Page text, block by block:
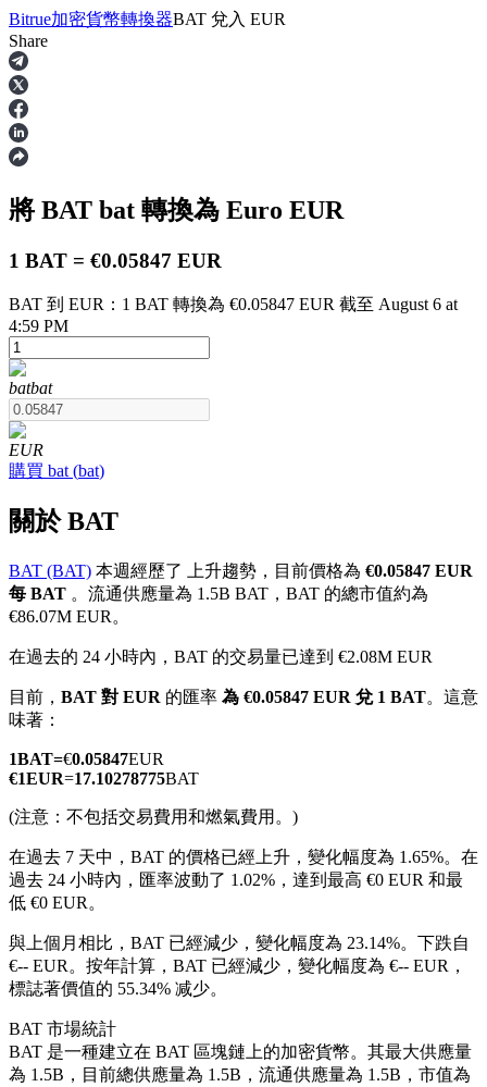
合約
多種以USDT結算的永續合約
幣本位永續
以數字貨幣為保證金的永續合約
美股、外匯、貴金屬及大宗商品衍生性商品
USDC永續
多種以USDC結算的永續合約
Bitrue加密貨幣轉換器BAT 兌入 EUR
Share
將 BAT bat 轉換為 Euro EUR
1 BAT = €0.05847 EUR
BAT 到 EUR：1 BAT 轉換為 €0.05847 EUR 截至 August 6 at
4:59 PM
batbat
EUR
購買 bat (bat)
關於 BAT
BAT (BAT) 本週經歷了 上升趨勢，目前價格為 €0.05847 EUR
每 BAT 。流通供應量為 1.5B BAT，BAT 的總市值約為
€86.07M EUR。
在過去的 24 小時內，BAT 的交易量已達到 €2.08M EUR
目前， BAT 對 EUR 的匯率 為 €0.05847 EUR 兌 1 BAT。這意
味著：
1BAT=€0.05847EUR
€1EUR=17.10278775BAT
(注意：不包括交易費用和燃氣費用。)
在過去 7 天中，BAT 的價格已經上升，變化幅度為 1.65%。 在
過去 24 小時內，匯率波動了 1.02%，達到最高 €0 EUR 和最
低 €0 EUR。
與上個月相比，BAT 已經減少，變化幅度為 23.14%。下跌自
€-- EUR。 按年計算，BAT 已經減少，變化幅度為 €-- EUR，
標誌著價值的 55.34% 减少。
BAT 市場統計
BAT 是一種建立在 BAT 區塊鏈上的加密貨幣。其最大供應量
為 1.5B，目前總供應量為 1.5B，流通供應量為 1.5B，市值為